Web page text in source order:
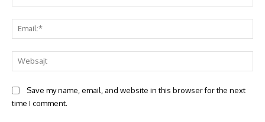
Save my name, email, and website in this browser for the next
time I comment.